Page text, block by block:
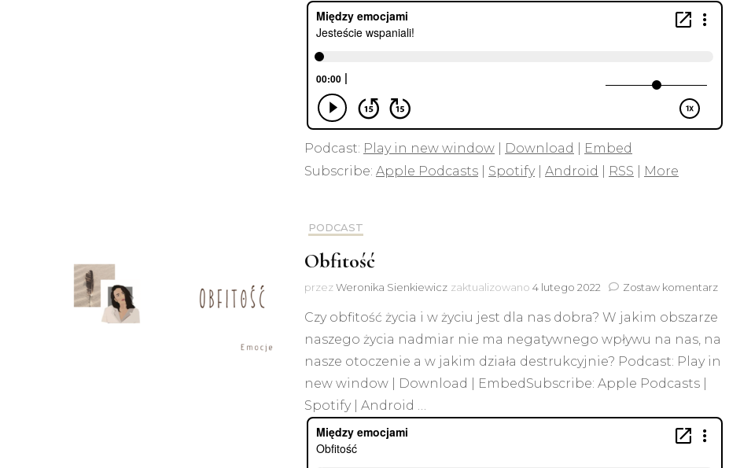
Podcast: Play in new window Download
Embed
Subscribe: Apple Podcasts Spotify| Android RSS More
PODCAST
Obfitość
przezWeronika Sienkiewicz zaktualizowano 4 lutego 2022 Zostaw komentarzdo
Czy obfitość życia i w życiu jest dla nas dobra? W jakim obszarze
naszego życia nadmiar nie ma negatywnego wpływu na nas, na
nasze otoczenie a w jakim działa destrukcyjnie? Podcast: Play in
new window | Download | EmbedSubscribe: Apple Podcasts |
Spotify | Android …